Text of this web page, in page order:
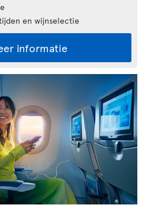
en wijnselectie
informatie